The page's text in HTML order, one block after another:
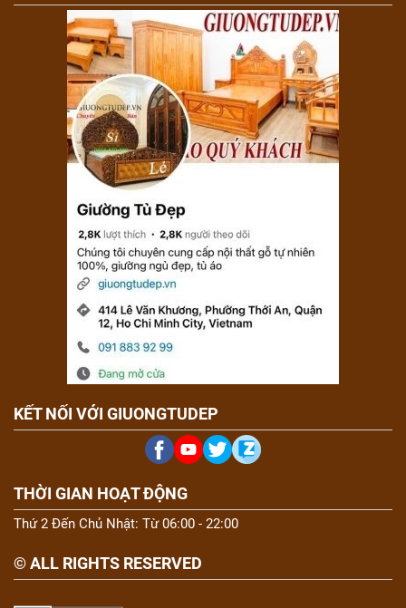
KẾT NỐI VỚI GIUONGTUDEP
THỜI GIAN HOẠT ĐỘNG
Thứ 2 Đến Chủ Nhật: Từ 06:00 - 22:00
© ALL RIGHTS RESERVED